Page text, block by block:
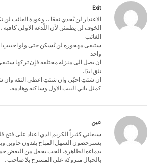
Exit
الاعتذار لن يُجدي نفعًا ،، وعودة الغائب
الخوف لن يطمئن لأن اللّدغة الاولى كافيه
الغائب
ستبقى مهجوره لن تُسكن حتى ولو احببتِ
واحد
ان يصل الى منزله مختلفه فإن تركها
تثق ابدًا.
ان شئتِ احبّي وان شئتِ اعطي الثقه
كمثل باني البيت الاول وساكنه وهادمه.
عين
سيعاني كثيراً الكريم الذي اعتاد على فتح
يسترخصون السهل المباح يفدون خاوين
بدماءه الطاهرة، الحب يجعل من البعض
بالحبال متروكة على المسرح بلا صاحب .